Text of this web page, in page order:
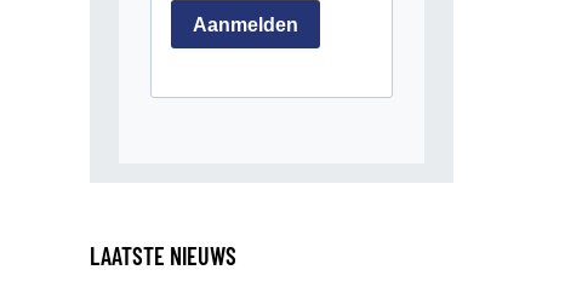
LAATSTE NIEUWS